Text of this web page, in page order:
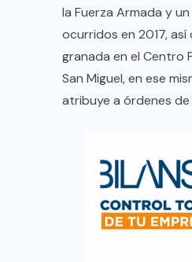
la Fuerza Armada y
ocurridos en 2017,
granada en el Centro
San Miguel, en ese
atribuye a órdenes de